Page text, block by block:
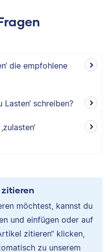
die empfohlene
Lasten‘ schreiben?
möchtest, kannst du
und einfügen oder auf
zitieren“ klicken,
zu unserem